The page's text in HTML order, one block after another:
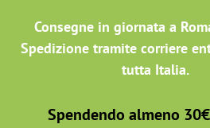
contenuto
principale
footer
Consegne in giornata a
Spedizione tramite corriere
tutta Italia.
Spendendo almeno